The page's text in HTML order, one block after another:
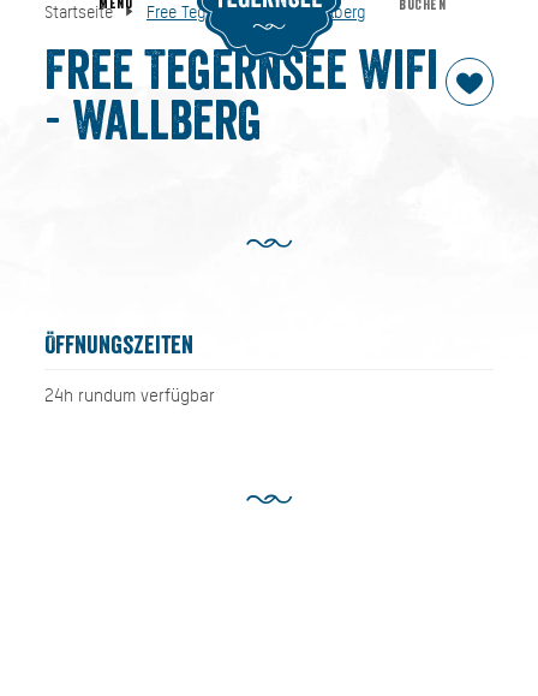
Startseite Free Tegernsee WiFi - Wallberg
Free Tegernsee WiFi
- Wallberg
Öffnungszeiten
24h rundum verfügbar
Startseite Free Tegernsee WiFi - Wallberg
MENU BUCHEN